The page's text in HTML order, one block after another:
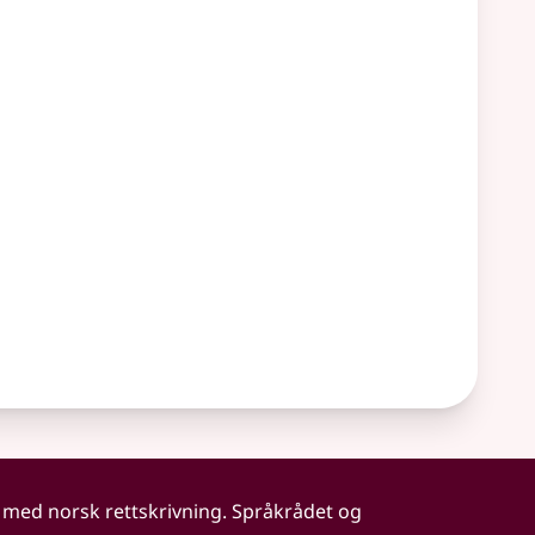
norsk rettskrivning. Språkrådet og